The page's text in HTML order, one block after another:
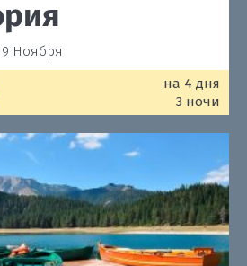
Ноября
на 4 дня
3 ночи